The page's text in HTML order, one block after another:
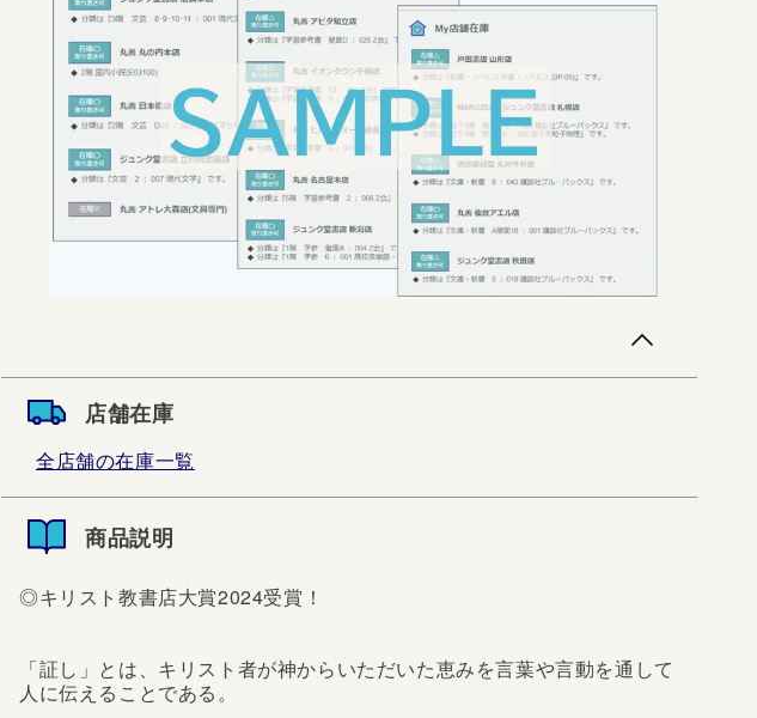
店舗在庫
全店舗の在庫一覧
商品説明
◎キリスト教書店大賞2024受賞！
「証し」とは、キリスト者が神からいただいた恵みを言葉や言動を通して
人に伝えることである。